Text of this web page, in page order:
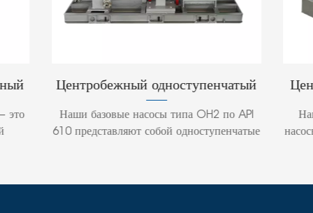
по API
Центробежные технологические
насосы API 610 серии BB2 для
тяжелых условий эксплуатации
Наши стандартные одноступенчатые
насосы типа API 610 BB2 монтируются по
всасыванием, в которой подшипники